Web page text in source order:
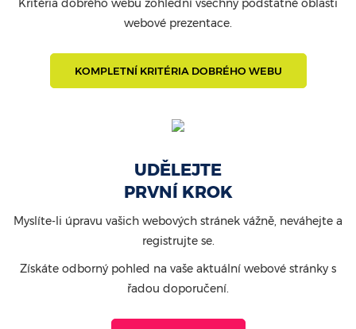
Kritéria dobrého webu zohlední všechny podstatné oblasti
webové prezentace.
KOMPLETNÍ KRITÉRIA DOBRÉHO WEBU
UDĚLEJTE
PRVNÍ KROK
Myslíte-li úpravu vašich webových stránek vážně, neváhejte a
registrujte se.
Získáte odborný pohled na vaše aktuální webové stránky s
řadou doporučení.